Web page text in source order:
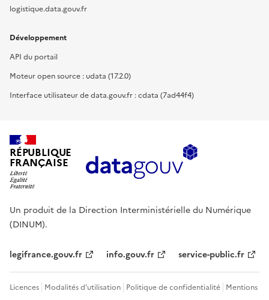
logistique.data.gouv.fr
Développement
API du portail
Moteur open source : udata (17.2.0)
Interface utilisateur de data.gouv.fr : cdata (7ad44f4)
RÉPUBLIQUE
FRANÇAISE
Un produit de la Direction Interministérielle du Numérique
(DINUM).
legifrance.gouv.fr info.gouv.fr service-public.fr
Licences Modalités d'utilisation Politique de confidentialité Mentions